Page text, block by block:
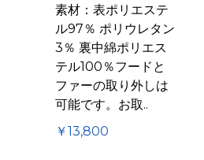
素材：表ポリエステ
ル97％ ポリウレタン
3％ 裏中綿ポリエス
テル100％フードと
ファーの取り外しは
可能です。お取..
￥13,800